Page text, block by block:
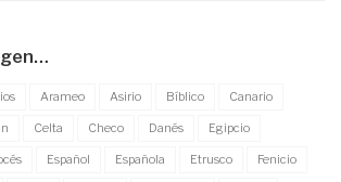
Arameo Asirio Bíblico Canario
Celta Checo Danés Egipcio
Español Española Etrusco Fenicio